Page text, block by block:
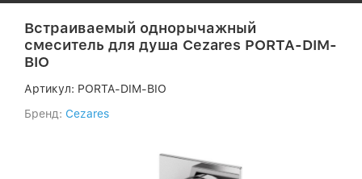
Встраиваемый однорычажный
смеситель для душа Cezares PORTA-DIM-
BIO
Артикул: PORTA-DIM-BIO
Бренд: Cezares